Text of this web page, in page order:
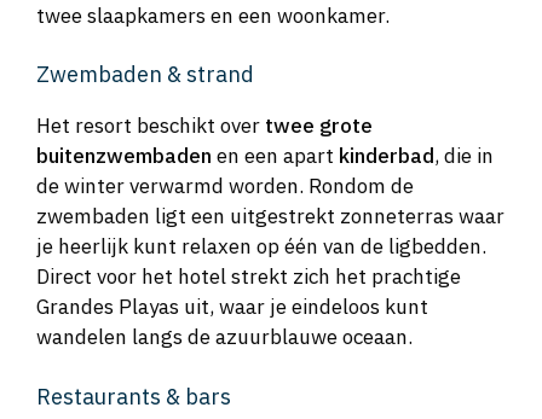
twee slaapkamers en een woonkamer.
Zwembaden & strand
Het resort beschikt over twee grote
buitenzwembaden en een apart kinderbad, die in
de winter verwarmd worden. Rondom de
zwembaden ligt een uitgestrekt zonneterras waar
je heerlijk kunt relaxen op één van de ligbedden.
Direct voor het hotel strekt zich het prachtige
Grandes Playas uit, waar je eindeloos kunt
wandelen langs de azuurblauwe oceaan.
Restaurants & bars